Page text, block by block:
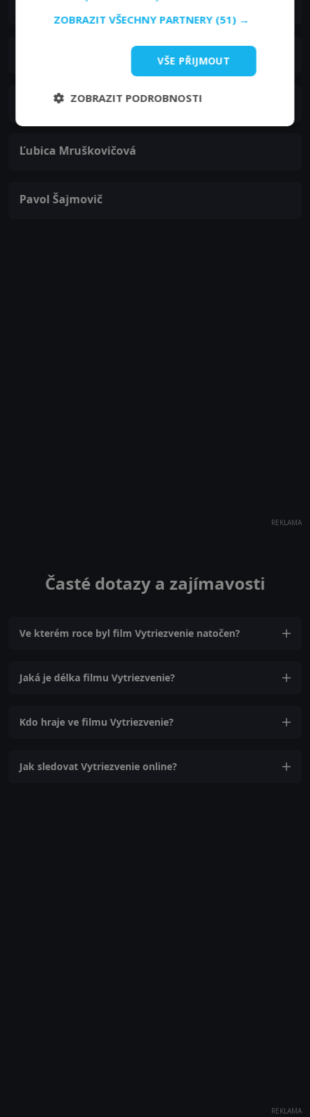
Katarína Krivánková
Ľubica Mruškovičová
Pavol Šajmovič
REKLAMA
Časté dotazy a zajímavosti
Ve kterém roce byl film Vytriezvenie natočen?
Jaká je délka filmu Vytriezvenie?
Kdo hraje ve filmu Vytriezvenie?
Jak sledovat Vytriezvenie online?
REKLAMA
ZOBRAZIT VŠECHNY PARTNERY (51) →
VŠE PŘIJMOUT
ZOBRAZIT PODROBNOSTI